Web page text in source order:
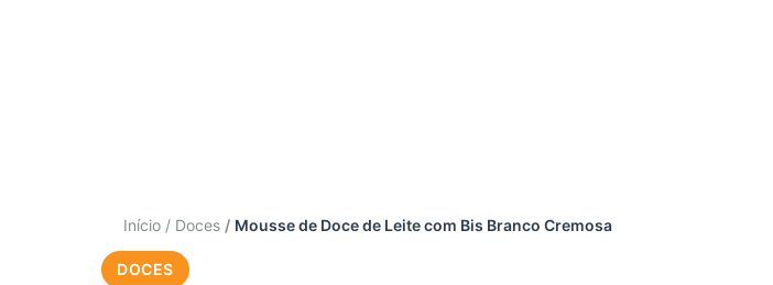
Início Doces Mousse de Doce de Leite com Bis Branco Cremosa
DOCES